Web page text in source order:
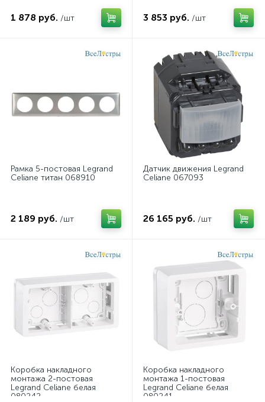
1 878 руб. /шт 3 853 руб. /шт
Рамка 5-постовая Legrand
Celiane титан 068910
2 189 руб. /шт
Датчик движения Legrand
Celiane 067093
26 165 руб. /шт
Коробка накладного
монтажа 2-постовая
Legrand Celiane белая
080242
Коробка накладного
монтажа 1-постовая
Legrand Celiane белая
080241